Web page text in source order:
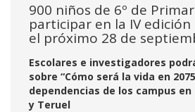
900 niños de 6º de
participar en la IV edición
el próximo 28 de
Escolares e investigadores
sobre “Cómo será la vida en
dependencias de los campus en
y Teruel